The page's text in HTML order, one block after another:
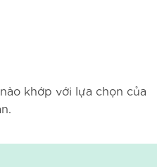
khớp với lựa chọn của